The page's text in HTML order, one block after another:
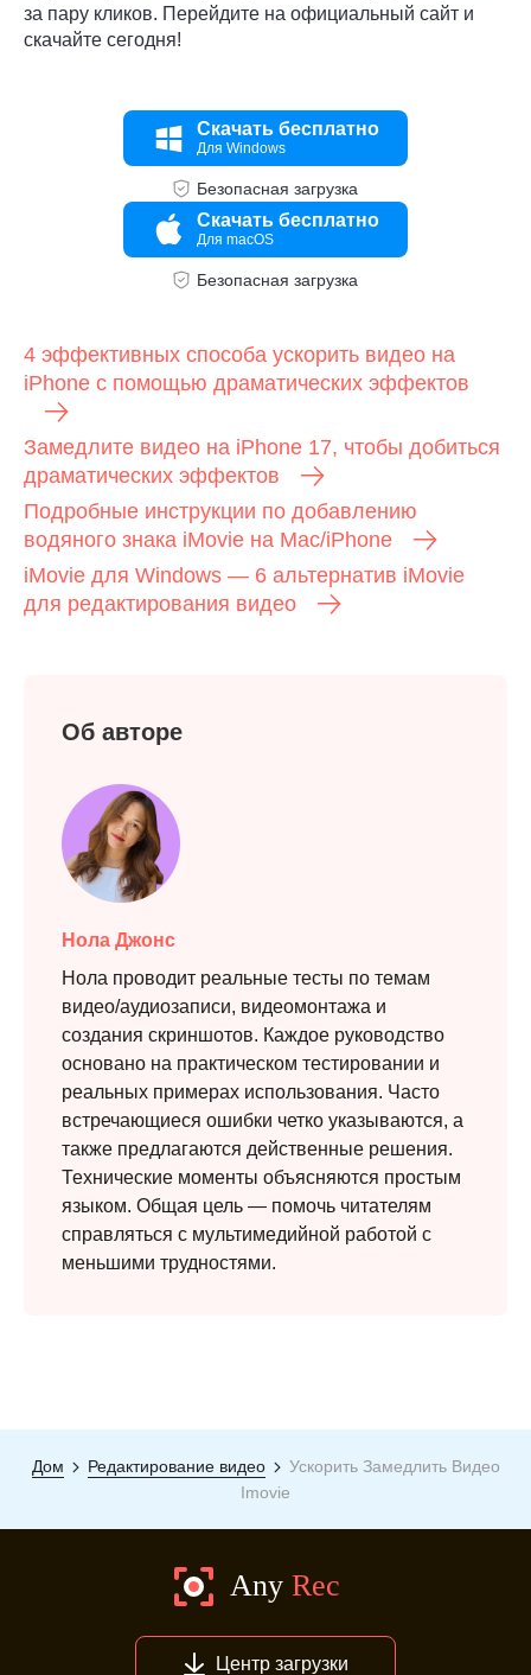
Шаг 2.
Шаг 3.
за пару кликов. Перейдите на официальный сайт и
скачайте сегодня!
Скачать бесплатно
Для Windows
Безопасная загрузка
Скачать бесплатно
Для macOS
Безопасная загрузка
4 эффективных способа ускорить видео на
iPhone с помощью драматических эффектов
Замедлите видео на iPhone 17, чтобы добиться
драматических эффектов
Подробные инструкции по добавлению
водяного знака iMovie на Mac/iPhone
iMovie для Windows — 6 альтернатив iMovie
для редактирования видео
Об авторе
Нола Джонс
Нола проводит реальные тесты по темам
видео/аудиозаписи, видеомонтажа и
создания скриншотов. Каждое руководство
основано на практическом тестировании и
реальных примерах использования. Часто
встречающиеся ошибки четко указываются, а
также предлагаются действенные решения.
Технические моменты объясняются простым
языком. Общая цель — помочь читателям
справляться с мультимедийной работой с
меньшими трудностями.
Дом Редактирование видео
Ускорить Замедлить Видео
Imovie
Центр загрузки